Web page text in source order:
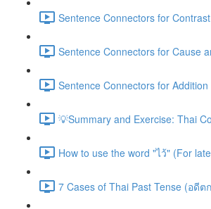
Sentence Connectors for
Sentence Connectors for Cause
Sentence Connectors for
💡Summary and Exercise: Thai
How to use the word "ไว้" (For
7 Cases of Thai Past Tense (อดีต